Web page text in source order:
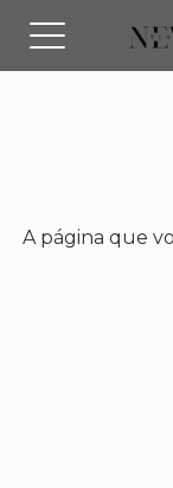
A página que